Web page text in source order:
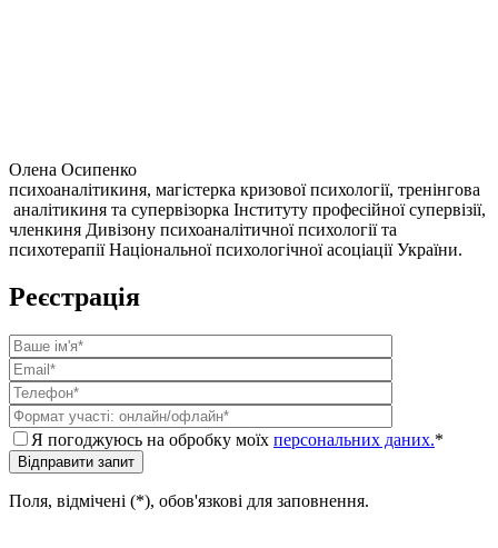
Олена Осипенко
психоаналітикиня, магістерка кризової психології, тренінгова
аналітикиня та супервізорка Інституту професійної супервізії,
членкиня Дивізону психоаналітичної психології та
психотерапії Національної психологічної асоціації України.
Реєстрація
Я погоджуюсь на обробку моїх персональних даних.*
Поля, відмічені (*), обов'язкові для заповнення.